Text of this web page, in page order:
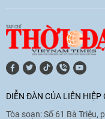
11:01 |09/06/2026
DIỄN ĐÀN CỦA LIÊN HIỆP
Tòa soạn: Số 61 Bà Triệu,